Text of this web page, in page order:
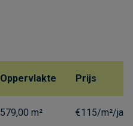
Oppervlakte Prijs
579,00 m² €115/m²/jaar